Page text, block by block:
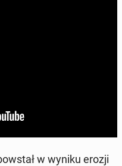
w wyniku erozji